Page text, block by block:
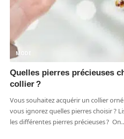
MODE
Quelles pierres précieuses
collier ?
Vous souhaitez acquérir un collier
vous ignorez quelles pierres choisir ?
les différentes pierres précieuses ? On